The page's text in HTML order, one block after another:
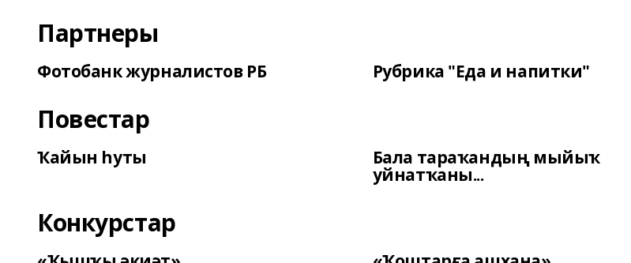
Партнеры
Фотобанк журналистов РБ Рубрика "Еда и напитки"
Повестар
Ҡайын һуты Бала тараҡандың мыйыҡ
уйнатҡаны...
Конкурстар